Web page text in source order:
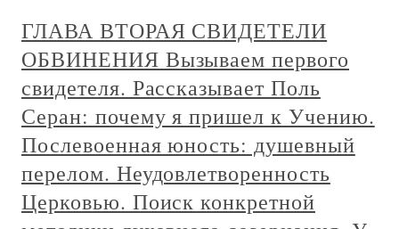
ГЛАВА ВТОРАЯ СВИДЕТЕЛИ
ОБВИНЕНИЯ Вызываем первого
свидетеля. Рассказывает Поль
Серан: почему я пришел к Учению.
Послевоенная юность: душевный
перелом. Неудовлетворенность
Церковью. Поиск конкретной